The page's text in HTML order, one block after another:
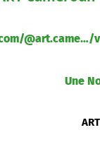
@art.came…/
Une
ART